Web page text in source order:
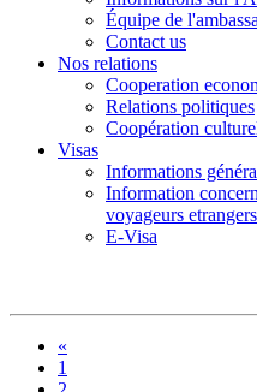
Équipe de
Contact us
Nos relations
Cooperation
Relations politiques
Coopération
Visas
Informations
Information
voyageurs
E-Visa
«
1